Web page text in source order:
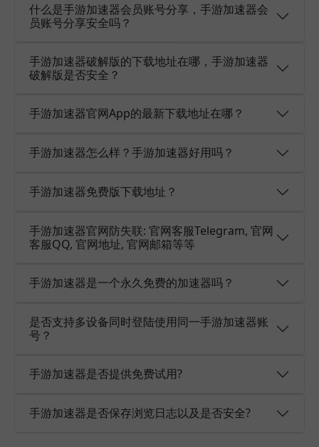
什么是手游加速器会员账号分享，手游加速器会
员账号分享安全吗？
手游加速器破解版的下载地址在哪，手游加速器
破解版是否安全？
手游加速器官网App的最新下载地址在哪？
手游加速器怎么样？手游加速器好用吗？
手游加速器免费版下载地址？
手游加速器官网防失联: 官网客服Telegram, 官网
客服QQ, 官网地址, 官网邮箱等等
手游加速器是一个永久免费的加速器吗？
是否支持多设备同时登陆使用同一手游加速器账
号？
手游加速器是否提供免费试用?
手游加速器是否保存浏览日志以及是否安全?